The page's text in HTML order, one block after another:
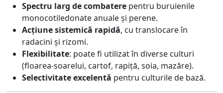
Spectru larg de combatere pentru buruienile
monocotiledonate anuale și perene.
Acțiune sistemică rapidă, cu translocare în
radacini și rizomi.
Flexibilitate: poate fi utilizat în diverse culturi
(floarea-soarelui, cartof, rapiță, soia, mazăre).
Selectivitate excelentă pentru culturile de bază.